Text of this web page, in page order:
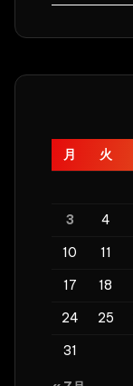
月 火
3
4
10
11
17
18
24
25
31